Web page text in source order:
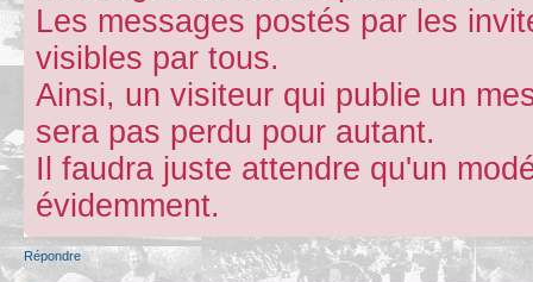
Les messages postés par les
visibles par tous.
Ainsi, un visiteur qui publie un
sera pas perdu pour autant.
Il faudra juste attendre qu'un
évidemment.
Répondre